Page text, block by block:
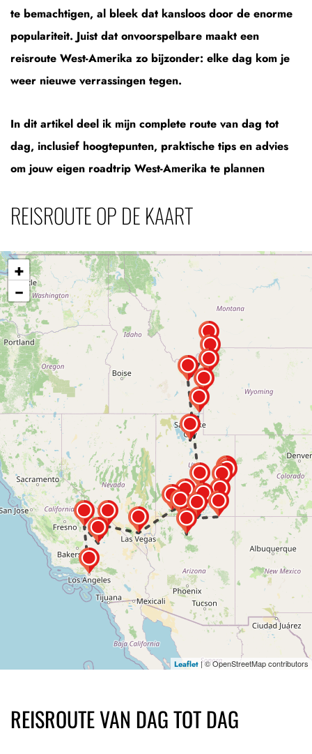
te bemachtigen, al bleek dat kansloos door de enorme
populariteit. Juist dat onvoorspelbare maakt een
reisroute West-Amerika zo bijzonder: elke dag kom je
weer nieuwe verrassingen tegen.
In dit artikel deel ik mijn complete route van dag tot
dag, inclusief hoogtepunten, praktische tips en advies
om jouw eigen roadtrip West-Amerika te plannen
REISROUTE OP DE KAART
+
−
Leaflet| © OpenStreetMap contributors
REISROUTE VAN DAG TOT DAG